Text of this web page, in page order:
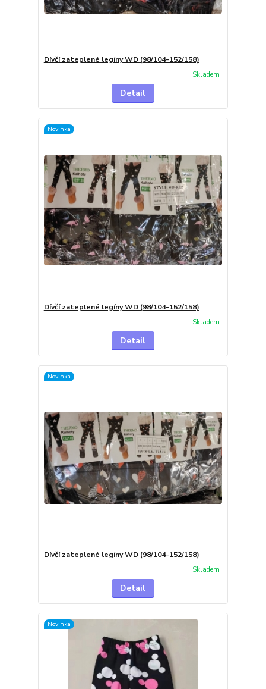
Dívčí zateplené legíny WD (98/104-152/158)
Skladem
Detail
Novinka
Dívčí zateplené legíny WD (98/104-152/158)
Skladem
Detail
Novinka
Dívčí zateplené legíny WD (98/104-152/158)
Skladem
Detail
Novinka